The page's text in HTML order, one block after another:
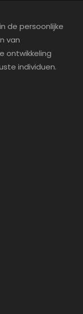
de persoonlijke
van
ontwikkeling
individuen.